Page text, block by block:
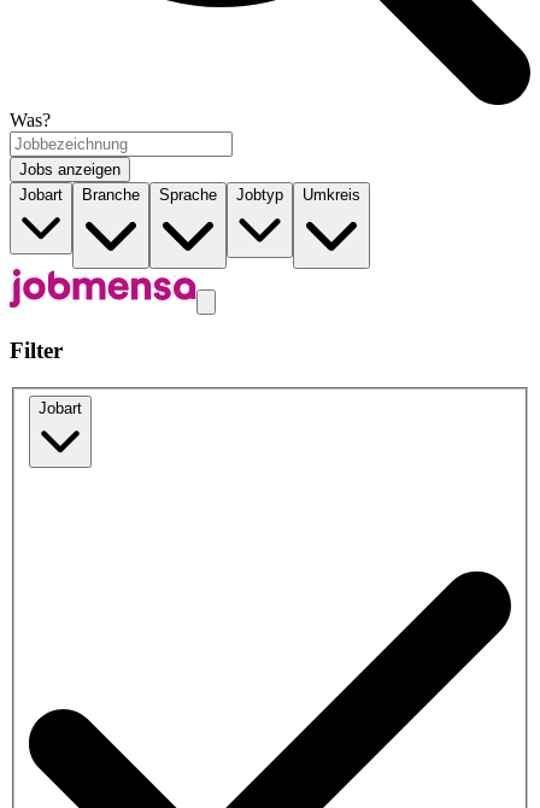
Was?
Jobs anzeigen
Jobart
Branche Sprache Jobtyp Umkreis
Filter
Jobart